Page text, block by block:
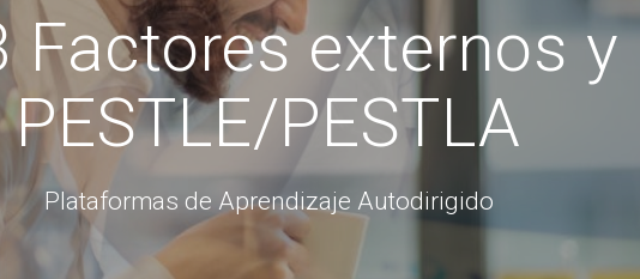
Factores externos
PESTLE/PESTLA
Plataformas de Aprendizaje Autodirigido